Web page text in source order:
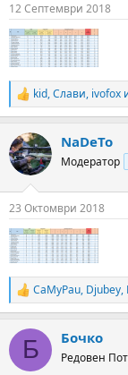
s
:
12 Септември 2018
R
e
c
t
i
s
:
kid,Слави, ivofox
NaDeTo
Модератор
23 Октомври 2018
R
e
c
i
CaMyPau, Djubey,
Б Бочко
Редовен